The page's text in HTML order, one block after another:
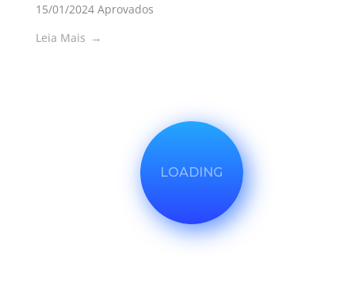
15/01/2024 Aprovados
Leia Mais
LOADING